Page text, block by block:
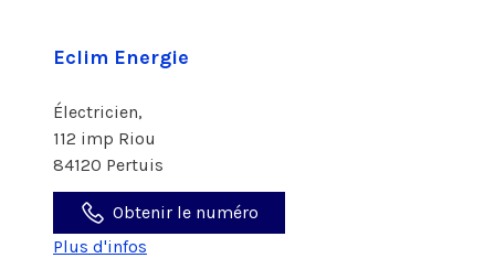
Eclim Energie
Électricien,
112 imp Riou
84120 Pertuis
Obtenir le numéro
Plus d'infos